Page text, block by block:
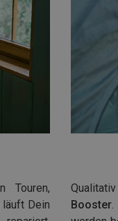
Touren,
läuft Dein
Booster.